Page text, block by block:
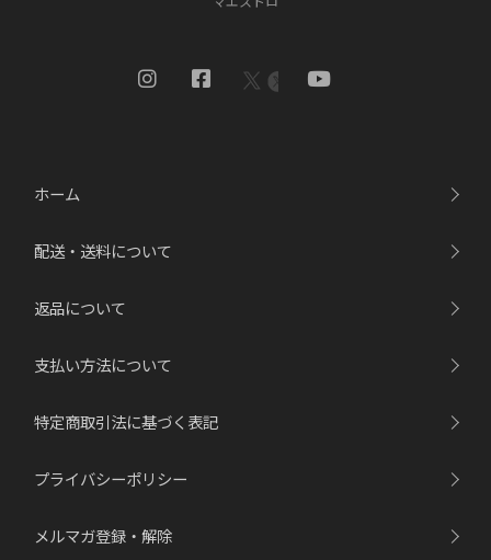
ホーム
配送・送料について
返品について
支払い方法について
特定商取引法に基づく表記
プライバシーポリシー
メルマガ登録・解除